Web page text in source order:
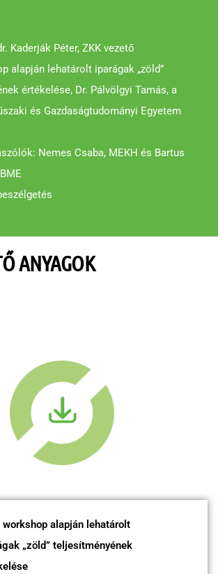
Kaderják Péter, ZKK vezető
alapján lehatárolt iparágak „zöld”
értékelése, Dr. Pálvölgyi Tamás, a
és Gazdaságtudományi Egyetem
Nemes Csaba, MEKH és Bartus
ANYAGOK
workshop alapján lehatárolt
„zöld” teljesítményének